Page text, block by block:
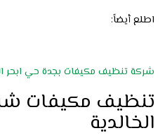
اطلع أيضاً:
شركة تنظيف مكيفات بجدة حي ابحر
تنظيف مكيفات
الخالدية